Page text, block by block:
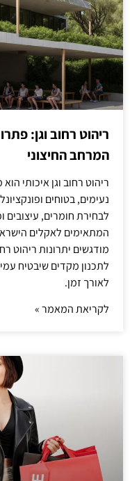
ריהוט רחוב וגן:
המרחב החיצוני
ריהוט רחוב וגן איכותי
נעימים, בטוחים
לבחירת חומרים, עיצובים
המתאימים לאקלים
מודגשים יתרונות ריהוט
לתכנון מקדים שיבטיח
לאורך זמן.
לקריאת המאמר »